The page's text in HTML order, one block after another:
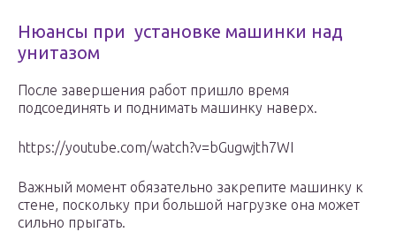
Нюансы при установке машинки над
унитазом
После завершения работ пришло время
подсоединять и поднимать машинку наверх.
https://youtube.com/watch?v=bGugwjth7WI
Важный момент обязательно закрепите машинку к
стене, поскольку при большой нагрузке она может
сильно прыгать.